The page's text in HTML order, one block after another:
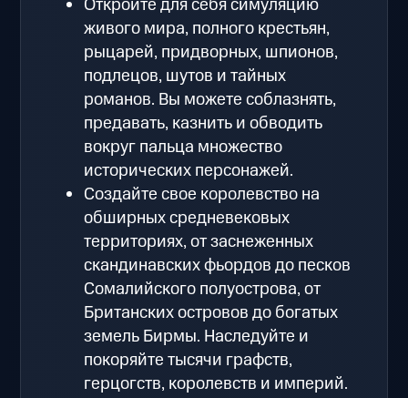
Откройте для себя симуляцию
живого мира, полного крестьян,
рыцарей, придворных, шпионов,
подлецов, шутов и тайных
романов. Вы можете соблазнять,
предавать, казнить и обводить
вокруг пальца множество
исторических персонажей.
Создайте свое королевство на
обширных средневековых
территориях, от заснеженных
скандинавских фьордов до песков
Сомалийского полуострова, от
Британских островов до богатых
земель Бирмы. Наследуйте и
покоряйте тысячи графств,
герцогств, королевств и империй.